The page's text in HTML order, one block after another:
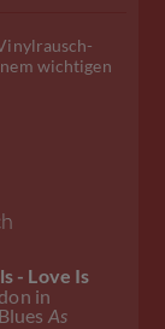
wichtigen
- Love Is
in
As